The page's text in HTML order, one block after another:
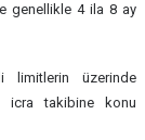
genellikle 4 ila 8 ay
limitlerin üzerinde
icra takibine konu